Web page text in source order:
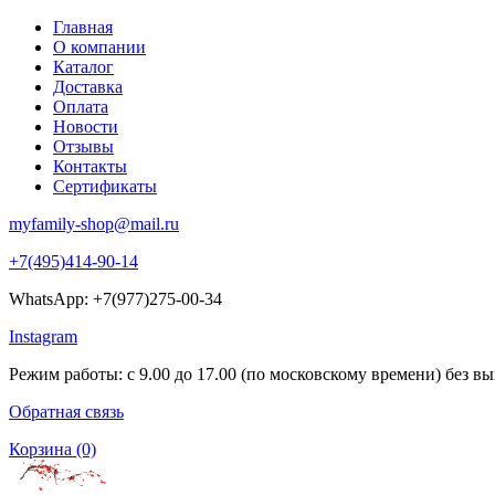
Главная
О компании
Каталог
Доставка
Оплата
Новости
Отзывы
Контакты
Сертификаты
myfamily-shop@mail.ru
+7(495)414-90-14
WhatsApp: +7(977)275-00-34
Instagram
Режим работы: с 9.00 до 17.00 (по московскому времени) без
Обратная связь
Корзина (0)